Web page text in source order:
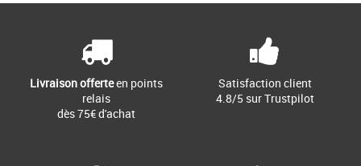
Livraison offerteen points
relais
dès 75€ d'achat
Satisfaction client
4.8/5 sur Trustpilot